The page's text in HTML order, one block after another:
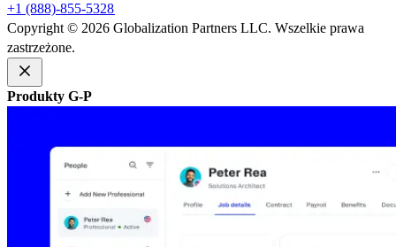
+1 (888)-855-5328​​
Copyright © 2026 Globalization Partners LLC. Wszelkie prawa
zastrzeżone.​​
Produkty G-P​​